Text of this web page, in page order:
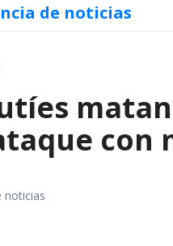
de noticias
con
noticias